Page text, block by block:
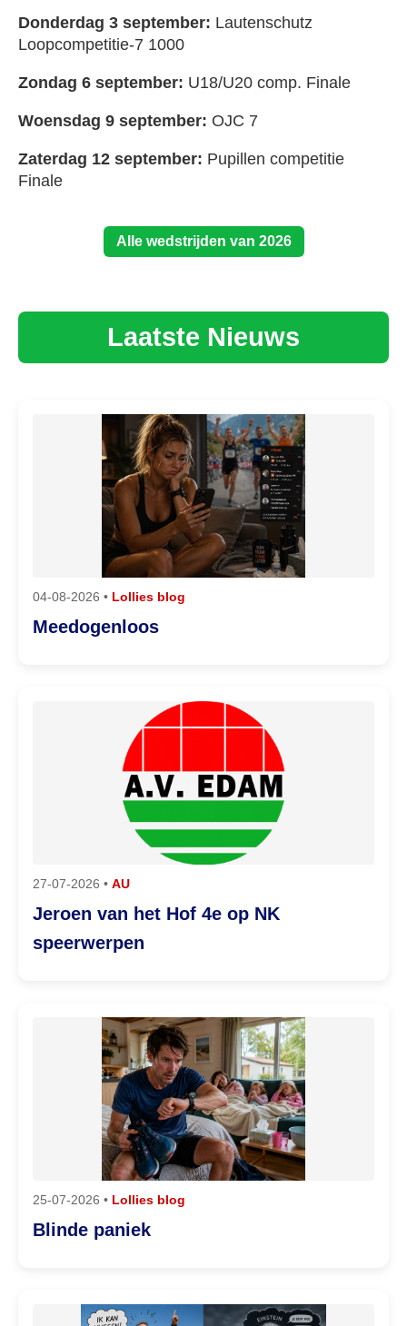
Donderdag 3 september: Lautenschutz
Loopcompetitie-7 1000
Zondag 6 september: U18/U20 comp. Finale
Woensdag 9 september: OJC 7
Zaterdag 12 september: Pupillen competitie
Finale
Alle wedstrijden van 2026
Laatste Nieuws
04-08-2026 • Lollies blog
Meedogenloos
27-07-2026 • AU
Jeroen van het Hof 4e op NK
speerwerpen
25-07-2026 • Lollies blog
Blinde paniek